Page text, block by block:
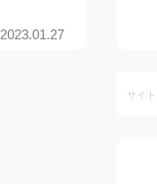
2023.01.27